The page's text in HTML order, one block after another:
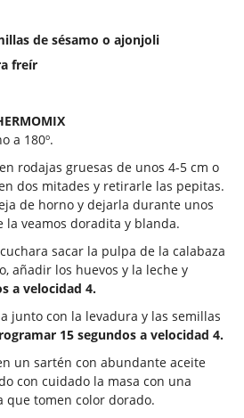
de sésamo o ajonjoli
freír
a 180º.
rodajas gruesas de unos 4-5 cm o
dos mitades y retirarle las pepitas.
de horno y dejarla durante unos
la veamos doradita y blanda.
sacar la pulpa de la calabaza
añadir los huevos y la leche y
a velocidad 4.
junto con la levadura y las semillas
15 segundos a velocidad 4.
un sartén con abundante aceite
con cuidado la masa con una
que tomen color dorado.